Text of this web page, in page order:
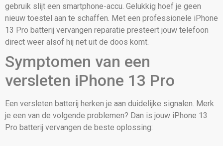
gebruik slijt een smartphone-accu. Gelukkig hoef je geen
nieuw toestel aan te schaffen. Met een professionele iPhone
13 Pro batterij vervangen reparatie presteert jouw telefoon
direct weer alsof hij net uit de doos komt.
Symptomen van een
versleten iPhone 13 Pro
Een versleten batterij herken je aan duidelijke signalen. Merk
je een van de volgende problemen? Dan is jouw iPhone 13
Pro batterij vervangen de beste oplossing: